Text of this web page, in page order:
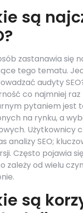
są
zastanawia się
tego tematu.
audyty
co najmniej
pytaniem jest
na rynku, a
Użytkownicy
analizy SEO;
Często pojawia
zależy od wielu
są